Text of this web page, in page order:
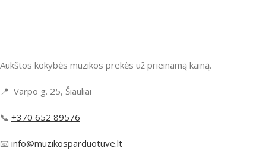
Aukštos kokybės muzikos prekės už prieinamą kainą.
📍 Varpo g. 25, Šiauliai
📞 +370 652 89576
📧 info@muzikosparduotuve.lt